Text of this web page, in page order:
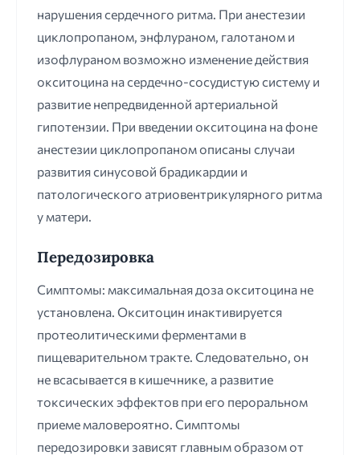
нарушения сердечного ритма. При анестезии
циклопропаном, энфлураном, галотаном и
изофлураном возможно изменение действия
окситоцина на сердечно-сосудистую систему и
развитие непредвиденной артериальной
гипотензии. При введении окситоцина на фоне
анестезии циклопропаном описаны случаи
развития синусовой брадикардии и
патологического атриовентрикулярного ритма
у матери.
Передозировка
Симптомы: максимальная доза окситоцина не
установлена. Окситоцин инактивируется
протеолитическими ферментами в
пищеварительном тракте. Следовательно, он
не всасывается в кишечнике, а развитие
токсических эффектов при его пероральном
приеме маловероятно. Симптомы
передозировки зависят главным образом от